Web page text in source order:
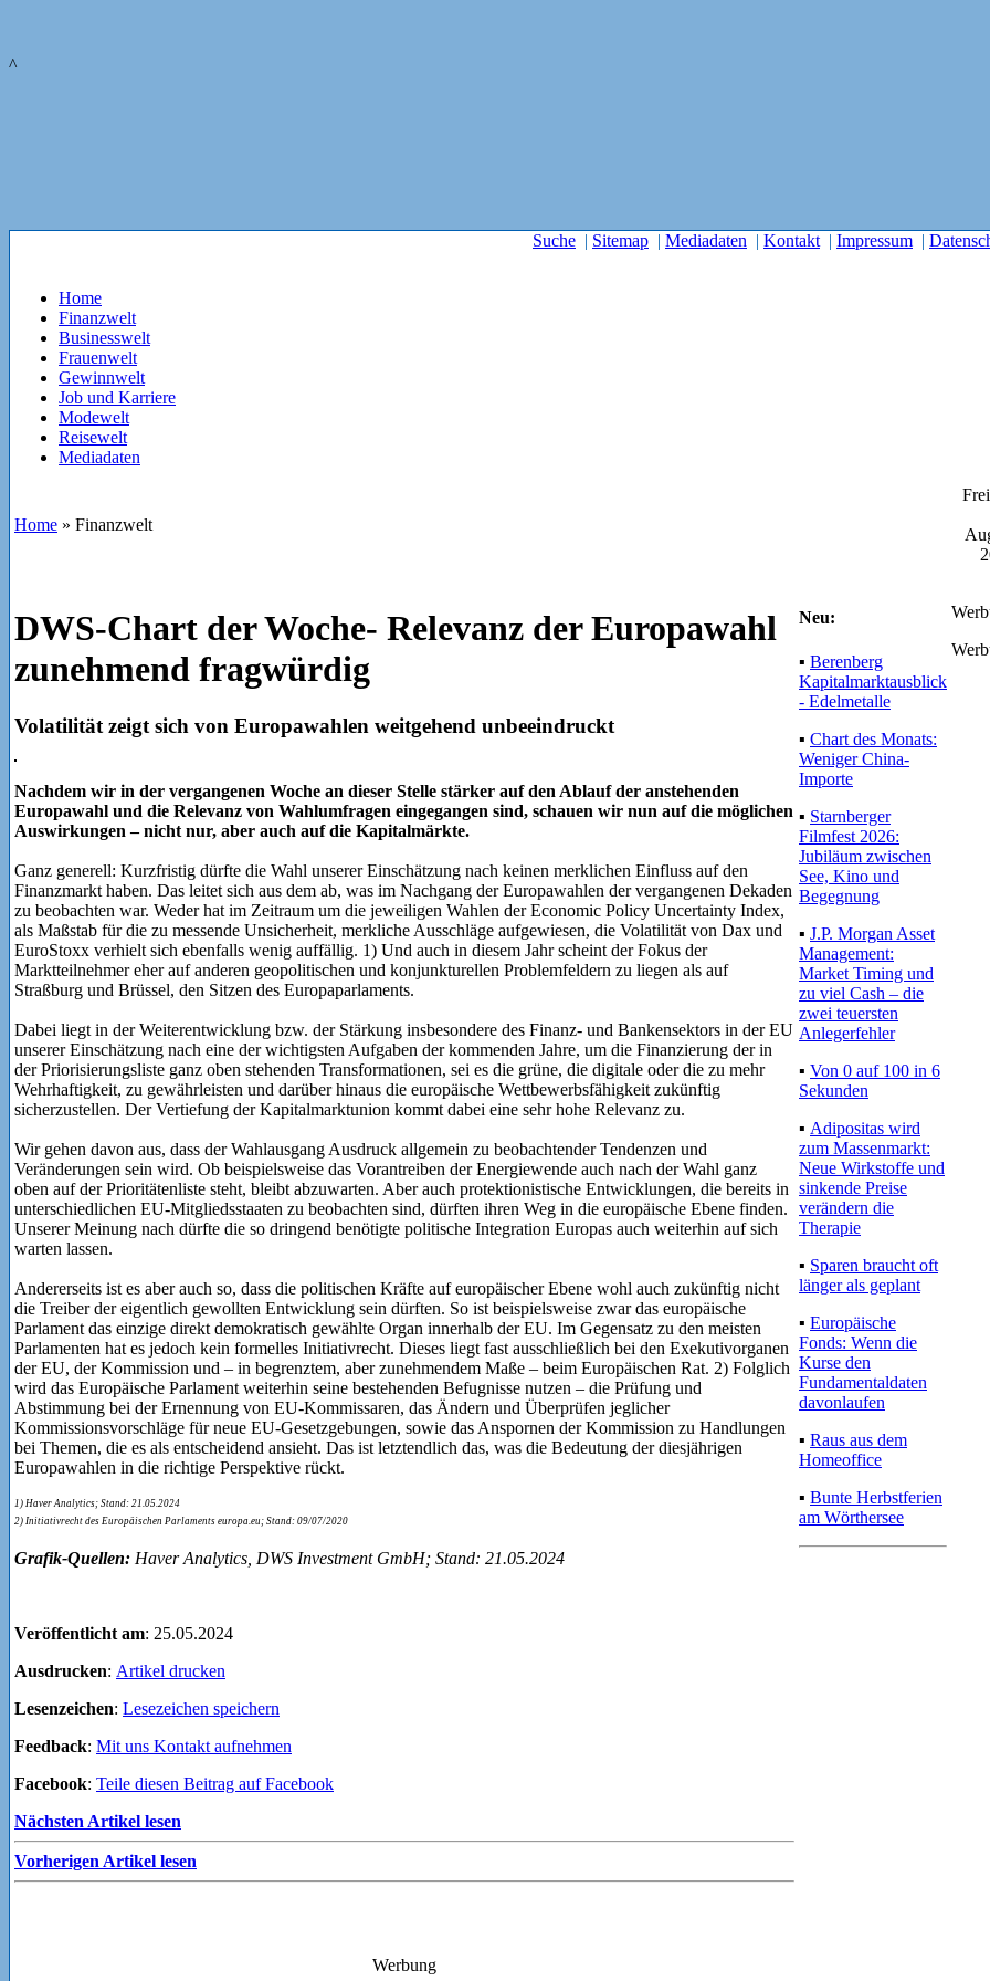
^
Suche | Sitemap | Mediadaten | Kontakt | Impressum |
Home
Finanzwelt
Businesswelt
Frauenwelt
Gewinnwelt
Job und Karriere
Modewelt
Reisewelt
Mediadaten
Home » Finanzwelt
DWS-Chart der Woche- Relevanz der Europawahl
zunehmend fragwürdig
Volatilität zeigt sich von Europawahlen weitgehend unbeeindruckt
Nachdem wir in der vergangenen Woche an dieser Stelle stärker auf den Ablauf der anstehenden
Europawahl und die Relevanz von Wahlumfragen eingegangen sind, schauen wir nun auf die möglichen
Auswirkungen – nicht nur, aber auch auf die Kapitalmärkte.
Ganz generell: Kurzfristig dürfte die Wahl unserer Einschätzung nach keinen merklichen Einfluss auf den
Finanzmarkt haben. Das leitet sich aus dem ab, was im Nachgang der Europawahlen der vergangenen Dekaden
zu beobachten war. Weder hat im Zeitraum um die jeweiligen Wahlen der Economic Policy Uncertainty Index,
als Maßstab für die zu messende Unsicherheit, merkliche Ausschläge aufgewiesen, die Volatilität von Dax und
EuroStoxx verhielt sich ebenfalls wenig auffällig. 1) Und auch in diesem Jahr scheint der Fokus der
Marktteilnehmer eher auf anderen geopolitischen und konjunkturellen Problemfeldern zu liegen als auf
Straßburg und Brüssel, den Sitzen des Europaparlaments.
Dabei liegt in der Weiterentwicklung bzw. der Stärkung insbesondere des Finanz- und Bankensektors in der EU
unserer Einschätzung nach eine der wichtigsten Aufgaben der kommenden Jahre, um die Finanzierung der in
der Priorisierungsliste ganz oben stehenden Transformationen, sei es die grüne, die digitale oder die zu mehr
Wehrhaftigkeit, zu gewährleisten und darüber hinaus die europäische Wettbewerbsfähigkeit zukünftig
sicherzustellen. Der Vertiefung der Kapitalmarktunion kommt dabei eine sehr hohe Relevanz zu.
Wir gehen davon aus, dass der Wahlausgang Ausdruck allgemein zu beobachtender Tendenzen und
Veränderungen sein wird. Ob beispielsweise das Vorantreiben der Energiewende auch nach der Wahl ganz
oben auf der Prioritätenliste steht, bleibt abzuwarten. Aber auch protektionistische Entwicklungen, die bereits in
unterschiedlichen EU-Mitgliedsstaaten zu beobachten sind, dürften ihren Weg in die europäische Ebene finden.
Unserer Meinung nach dürfte die so dringend benötigte politische Integration Europas auch weiterhin auf sich
warten lassen.
Andererseits ist es aber auch so, dass die politischen Kräfte auf europäischer Ebene wohl auch zukünftig nicht
die Treiber der eigentlich gewollten Entwicklung sein dürften. So ist beispielsweise zwar das europäische
Parlament das einzige direkt demokratisch gewählte Organ innerhalb der EU. Im Gegensatz zu den meisten
Parlamenten hat es jedoch kein formelles Initiativrecht. Dieses liegt fast ausschließlich bei den Exekutivorganen
der EU, der Kommission und – in begrenztem, aber zunehmendem Maße – beim Europäischen Rat. 2) Folglich
wird das Europäische Parlament weiterhin seine bestehenden Befugnisse nutzen – die Prüfung und
Abstimmung bei der Ernennung von EU-Kommissaren, das Ändern und Überprüfen jeglicher
Kommissionsvorschläge für neue EU-Gesetzgebungen, sowie das Anspornen der Kommission zu Handlungen
bei Themen, die es als entscheidend ansieht. Das ist letztendlich das, was die Bedeutung der diesjährigen
Europawahlen in die richtige Perspektive rückt.
1) Haver Analytics; Stand: 21.05.2024
2) Initiativrecht des Europäischen Parlaments europa.eu; Stand: 09/07/2020
Grafik-Quellen: Haver Analytics, DWS Investment GmbH; Stand: 21.05.2024
Veröffentlicht am: 25.05.2024
Ausdrucken: Artikel drucken
Lesenzeichen: Lesezeichen speichern
Feedback: Mit uns Kontakt aufnehmen
Facebook: Teile diesen Beitrag auf Facebook
Nächsten Artikel lesen
Vorherigen Artikel lesen
Neu:
▪ Berenberg
Kapitalmarktausblick
- Edelmetalle
▪ Chart des Monats:
Weniger China-
Importe
▪ Starnberger
Filmfest 2026:
Jubiläum zwischen
See, Kino und
Begegnung
▪ J.P. Morgan Asset
Management:
Market Timing und
zu viel Cash – die
zwei teuersten
Anlegerfehler
▪ Von 0 auf 100 in 6
Sekunden
▪ Adipositas wird
zum Massenmarkt:
Neue Wirkstoffe und
sinkende Preise
verändern die
Therapie
▪ Sparen braucht oft
länger als geplant
▪ Europäische
Fonds: Wenn die
Kurse den
Fundamentaldaten
davonlaufen
▪ Raus aus dem
Homeoffice
▪ Bunte Herbstferien
am Wörthersee
Werbung